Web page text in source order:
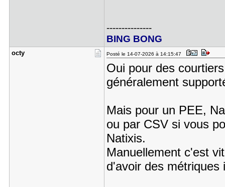
---------------
BING BONG
octy Posté le 14-07-2026 à 14:15:47
Oui pour des
généralement
Mais pour un PEE,
ou par CSV si vous
Natixis.
Manuellement c'est
d'avoir des métriques